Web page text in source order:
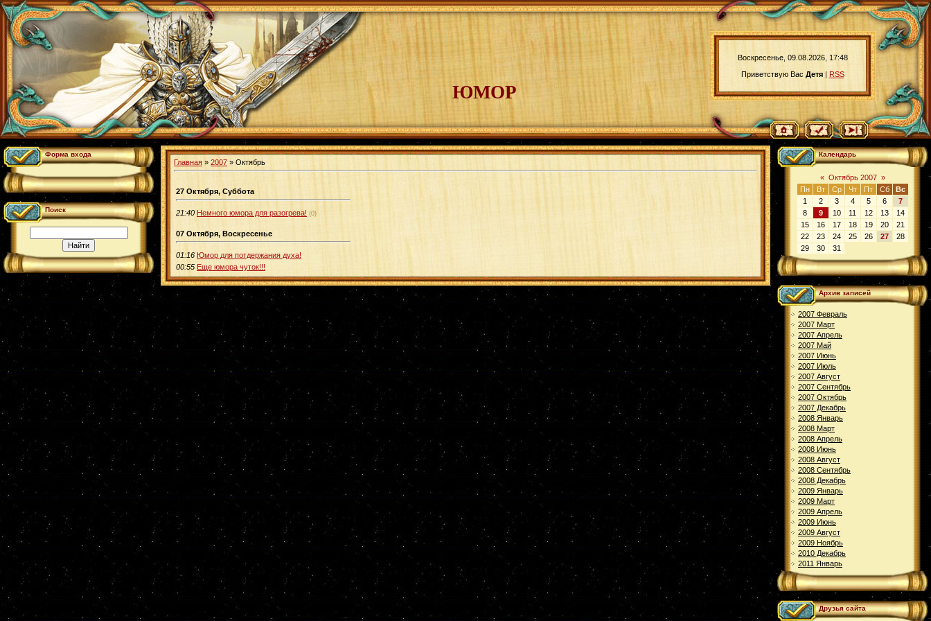
Воскресенье, 09.08.2026, 17:48
Приветствую Вас Детя| RSS
ЮМОР
Форма входа
Поиск
Главная » 2007 » Октябрь
27 Октября, Суббота
21:40 Немного юмора для разогрева! (0)
07 Октября, Воскресенье
01:16 Юмор для потдержания духа!
00:55 Еще юмора чуток!!!
Календарь
« Октябрь 2007 »
Пн
Вт Ср Чт Пт Сб
Вс
1
2 3 4 5 6
7
8
9 10 11 12 13
14
15
16 17 18 19 20
21
22
23 24 25 26 27
28
29
30 31
Архив записей
2007 Февраль
2007 Март
2007 Апрель
2007 Май
2007 Июнь
2007 Июль
2007 Август
2007 Сентябрь
2007 Октябрь
2007 Декабрь
2008 Январь
2008 Март
2008 Апрель
2008 Июнь
2008 Август
2008 Сентябрь
2008 Декабрь
2009 Январь
2009 Март
2009 Апрель
2009 Июнь
2009 Август
2009 Ноябрь
2010 Декабрь
2011 Январь
Друзья сайта